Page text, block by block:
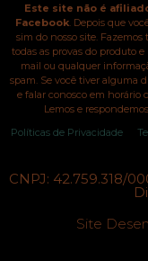
Este site não é
Facebook. Depois que
sim do nosso site.
todas as provas do produto
mail ou qualquer
spam. Se você tiver alguma
e falar conosco em horário
Lemos e
Políticas de Privacidade
CNPJ: 42.759.318/
Site